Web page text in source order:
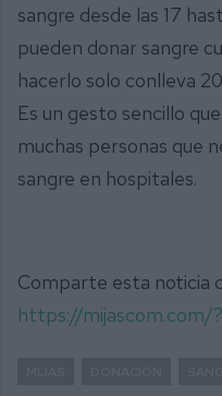
sangre desde las 17
pueden donar sangre
hacerlo solo conlleva
Es un gesto sencillo
muchas personas que
sangre en hospitales.
Comparte esta noticia
https://mijascom.com/